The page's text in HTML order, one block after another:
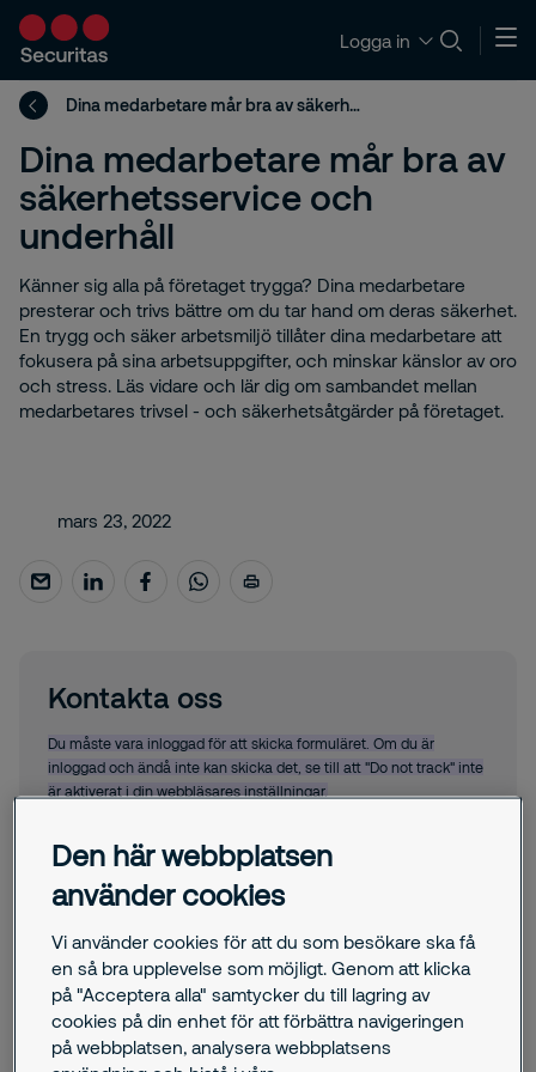
Logga in
Dina medarbetare mår bra av säkerhetsservice och underhåll
Dina medarbetare mår bra av
säkerhetsservice och
underhåll
Känner sig alla på företaget trygga? Dina medarbetare
presterar och trivs bättre om du tar hand om deras säkerhet.
En trygg och säker arbetsmiljö tillåter dina medarbetare att
fokusera på sina arbetsuppgifter, och minskar känslor av oro
och stress. Läs vidare och lär dig om sambandet mellan
medarbetares trivsel - och säkerhetsåtgärder på företaget.
mars 23, 2022
Kontakta oss
Du måste vara inloggad för att skicka formuläret. Om du är
inloggad och ändå inte kan skicka det, se till att "Do not track" inte
är aktiverat i din webbläsares inställningar.
Förnamn:
Telefonnummer:
Den här webbplatsen
använder cookies
Vi använder cookies för att du som besökare ska få
en så bra upplevelse som möjligt. Genom att klicka
på "Acceptera alla" samtycker du till lagring av
cookies på din enhet för att förbättra navigeringen
på webbplatsen, analysera webbplatsens